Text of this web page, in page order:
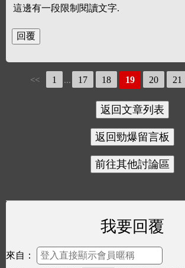
這邊有一段限制閱讀文字.
<< 1 ... 17 18 19 20 21
我要回覆
來自：